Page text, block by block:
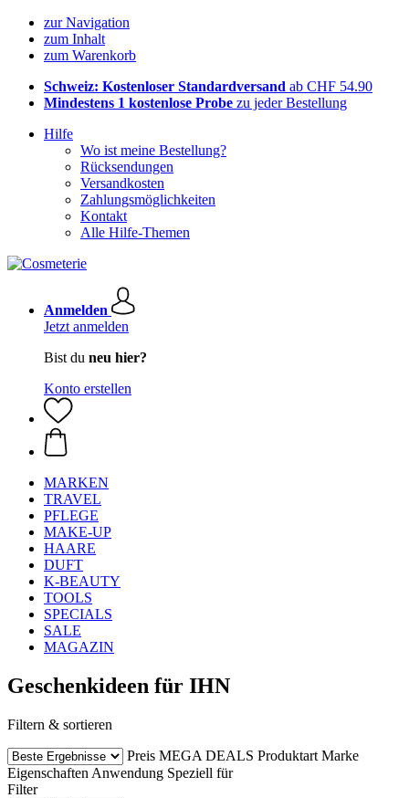
zur Navigation
zum Inhalt
zum Warenkorb
Schweiz: Kostenloser Standardversand ab CHF 54.90
Mindestens 1 kostenlose Probe zu jeder Bestellung
Hilfe
Wo ist meine Bestellung?
Rücksendungen
Versandkosten
Zahlungsmöglichkeiten
Kontakt
Alle Hilfe-Themen
Anmelden
Jetzt anmelden
Bist du neu hier?
Konto erstellen
MARKEN
TRAVEL
PFLEGE
MAKE-UP
HAARE
DUFT
K-BEAUTY
TOOLS
SPECIALS
SALE
MAGAZIN
Geschenkideen für IHN
Filtern & sortieren
Preis MEGA DEALS Produktart Marke
Eigenschaften Anwendung Speziell für
Filter